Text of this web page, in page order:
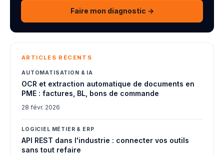
Faire mon diagnostic →
ARTICLES RÉCENTS
AUTOMATISATION & IA
OCR et extraction automatique de documents en
PME : factures, BL, bons de commande
28 févr. 2026
LOGICIEL MÉTIER & ERP
API REST dans l'industrie : connecter vos outils
sans tout refaire